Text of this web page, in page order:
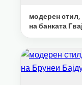
модерен
на банката